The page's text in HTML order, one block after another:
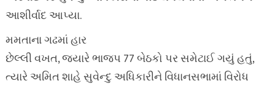
આશીર્વાદ આપ્યા.
મમતાના ગઢમાં હાર
છેલ્લી વખત, જ્યારે ભાજપ 77 બેઠકો પર સમેટાઈ ગયું હતું,
ત્યારે અમિત શાહે સુવેન્દુ અધિકારીને વિધાનસભામાં વિરોધ